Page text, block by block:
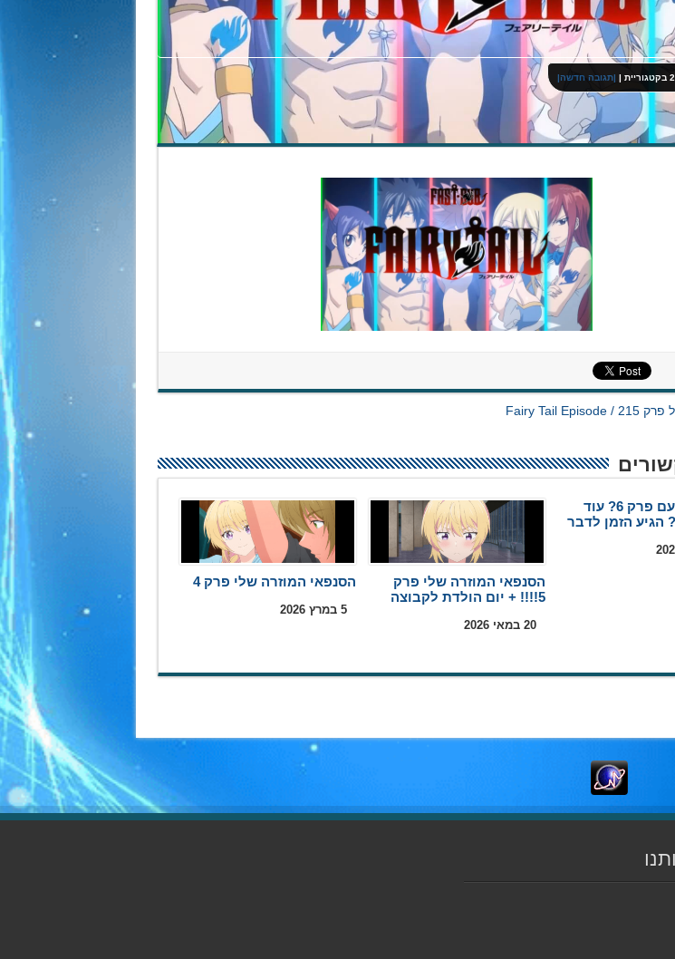
בקטגוריית | |תגובה חדשה|
פיירי טייל פרק 215 / Fairy Tail Episode
תהית מה עם פרק 6? עוד
הגיע הזמן לדבר
הסנפאי המוזרה שלי פרק
5!!!! + יום הולדת לקבוצה
20 במאי 2026
הסנפאי המוזרה שלי פרק 4
5 במרץ 2026